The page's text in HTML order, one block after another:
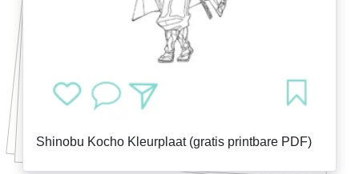
Shinobu Kocho Kleurplaat (gratis printbare PDF)